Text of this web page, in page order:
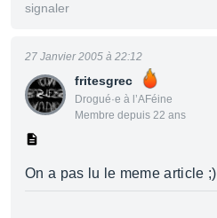
signaler
fritesgrec
Drogué·e à l’AFéine
Membre depuis 22 ans
27 Janvier 2005 à 22:12
On a pas lu le meme article ;)